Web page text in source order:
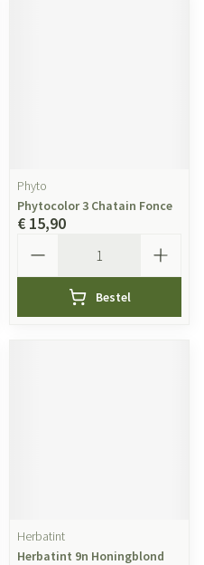
Phyto
Phytocolor 3 Chatain Fonce
€ 15,90
Bestel
Herbatint
Herbatint 9n Honingblond